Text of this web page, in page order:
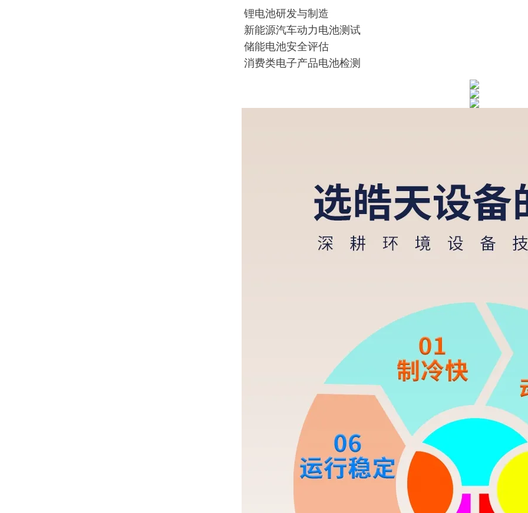
锂电池研发与制造
新能源汽车动力电池测试
储能电池安全评估
消费类电子产品电池检测